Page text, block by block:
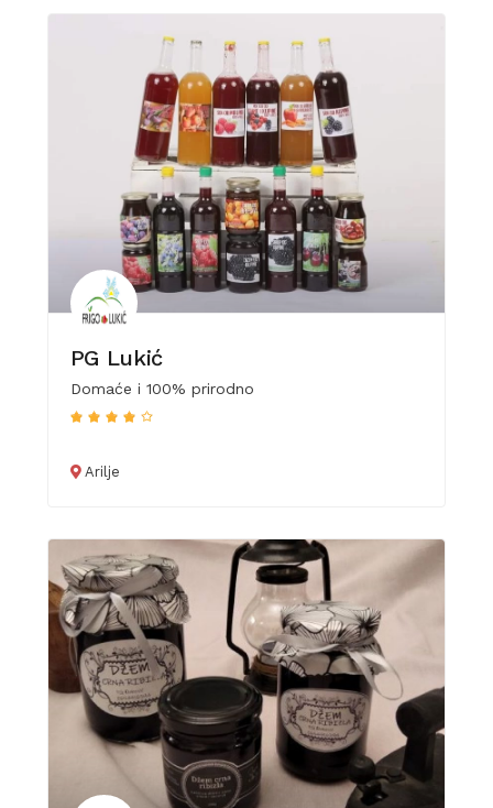
PG Lukić
Domaće i 100% prirodno
Arilje